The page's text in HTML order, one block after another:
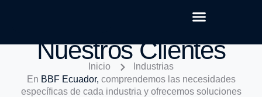
Nuestros Clientes
Inicio
Industrias
En BBF Ecuador, comprendemos las necesidades
específicas de cada industria y ofrecemos soluciones